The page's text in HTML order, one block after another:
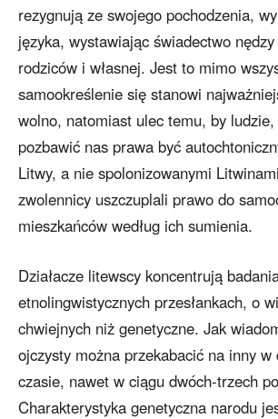
rezygnują ze swojego pochodzenia,
języka, wystawiając świadectwo
rodziców i własnej. Jest to mimo
samookreślenie się stanowi
wolno, natomiast ulec temu, by
pozbawić nas prawa być
Litwy, a nie spolonizowanymi
zwolennicy uszczuplali prawo do
mieszkańców według ich sumienia.
Działacze litewscy koncentrują
etnolingwistycznych przesłankach, o
chwiejnych niż genetyczne. Jak
ojczysty można przekabacić na inny w
czasie, nawet w ciągu dwóch-trzech
Charakterystyka genetyczna narodu